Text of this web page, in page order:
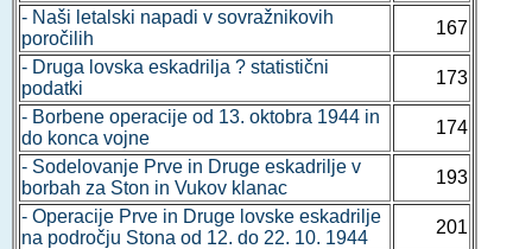
- Naši letalski napadi v sovražnikovih
poročilih
167
- Druga lovska eskadrilja ? statistični
podatki
173
- Borbene operacije od 13. oktobra 1944 in
do konca vojne
174
- Sodelovanje Prve in Druge eskadrilje v
borbah za Ston in Vukov klanac
193
- Operacije Prve in Druge lovske eskadrilje
na področju Stona od 12. do 22. 10. 1944
201